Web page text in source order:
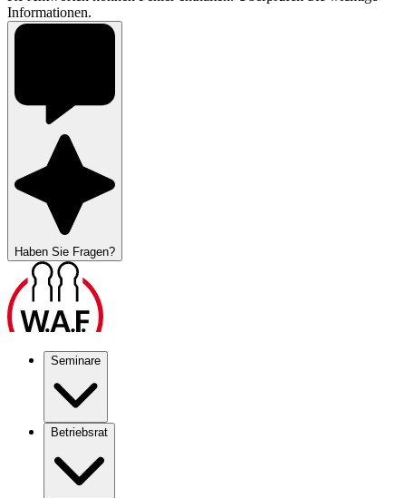
Informationen.
Haben Sie Fragen?
Seminare
Betriebsrat